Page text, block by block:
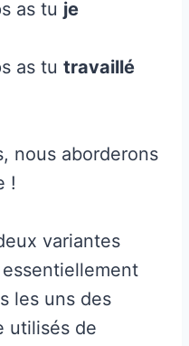
as tu je
as tu travaillé
nous aborderons
!
variantes
les uns des
utilisés de